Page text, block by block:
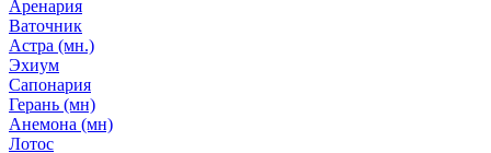
Аренария
Ваточник
Астра (мн.)
Эхиум
Сапонария
Герань (мн)
Анемона (мн)
Лотос